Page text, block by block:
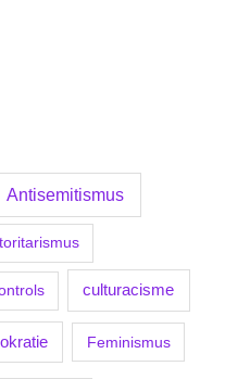
Antisemitismus
culturacisme
Feminismus